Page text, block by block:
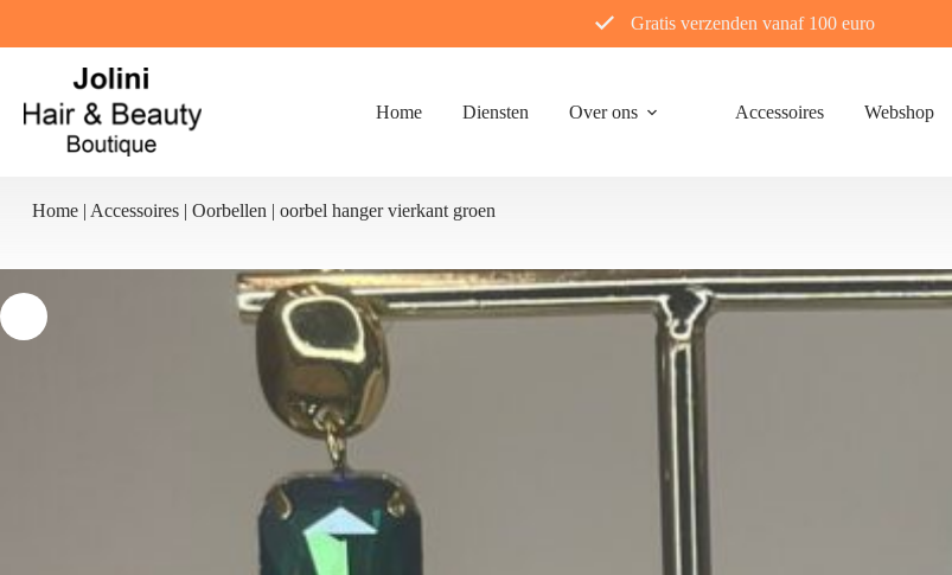
de
Gratis verzenden vanaf 100 euro
Home Diensten Over ons Accessoires Webshop
Home | Accessoires | Oorbellen | oorbel hanger vierkant groen